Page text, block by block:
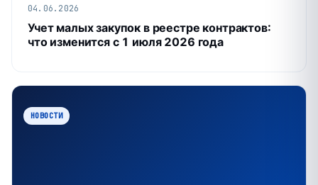
04.06.2026
Учет малых закупок в реестре контрактов:
что изменится с 1 июля 2026 года
НОВОСТИ